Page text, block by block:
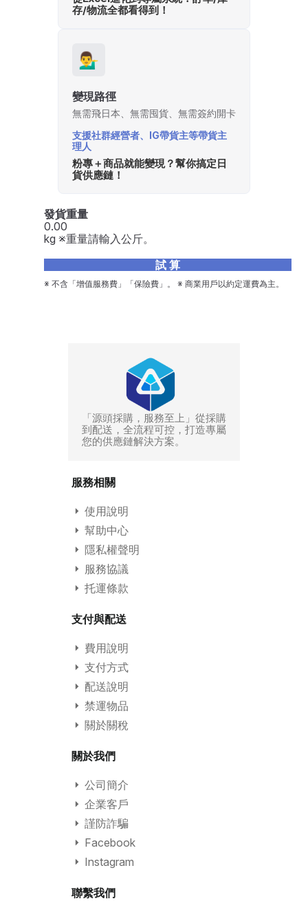
存/物流全都看得到！
💁‍♂️
變現路徑
無需飛日本、無需囤貨、無需簽約開卡
支援社群經營者、IG帶貨主等帶貨主
理人
粉專＋商品就能變現？幫你搞定日
貨供應鏈！
發貨重量
kg ※重量請輸入公斤。
試 算
※ 不含「增值服務費」「保險費」。 ※ 商業用戶以約定運費為主。
「源頭採購，服務至上」從採購
到配送，全流程可控，打造專屬
您的供應鏈解決方案。
服務相關
使用說明
幫助中心
隱私權聲明
服務協議
托運條款
支付與配送
費用說明
支付方式
配送說明
禁運物品
關於關稅
關於我們
公司簡介
企業客戶
謹防詐騙
Facebook
Instagram
聯繫我們